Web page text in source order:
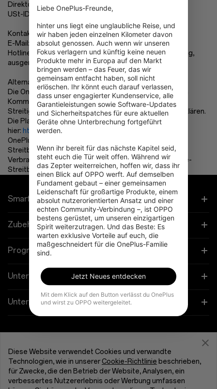
Direktor: Zhang, Bo
USt-ID: DE306303836
Kontakt:
E-Mail: support.de@oneplus.com
Hotline: +49 800 100 6293 (8 - 17 Uhr, Montag bis Freitag,
ausgenommen an Feiertagen)
Alternative Streitbeilegung:
Die Online-Streitbeilegungsplattform der Europäischen
Kommission bietet Verbrauchern die Möglichkeit,
Streitigkeiten ohne die Einschaltung eines Gerichts zu klären.
Die Plattform finden Sie
hier: http://ec.europa.eu/consumers/odr
OnePlus ist weder verpflichtet noch bereit, an einem
Streitbeilegungsverfahren vor einer
Verbraucherschlichtungsstelle (ADR) oder einem Online-
Streitbeilegung der EU (ODR) teilzunehmen.
Smartphones
OnePlus 13
OnePlus 13R
OnePlus Open
OnePlus Nord CE5
OnePlus Nord CE4 Lite 5G
Zubehör
Tablet
Wearables
Audioprodukt
Hüllen und Schutz
Pakete
Lifestyle
Programme
Verbinde deine OnePlus-Geräte
Rabattprogramm
OnePlus Trade-In
Unterstützung
FAQs zum Thema Kauf
Benutzerhandbücher
Unternehmen
Community
Red Cable Club Deutschland (Deutsch)
Liebe OnePlus-Freunde,
hinter uns liegt eine unglaubliche Reise, und
wir haben jeden einzelnen Kilometer davon
absolut genossen. Auch wenn wir unseren
Fokus verlagern und künftig keine neuen
Produkte mehr in Europa auf den Markt
bringen werden – das Feuer, das wir
gemeinsam entfacht haben, soll nicht
erlöschen. Ihr könnt euch darauf verlassen,
dass unser engagierter Kundenservice, alle
Garantieleistungen sowie Software-Updates
und Sicherheitspatches für eure aktuellen
Geräte ohne Unterbrechung fortgeführt
werden.
Wenn ihr bereit für das nächste Kapitel seid,
steht euch die Tür weit offen. Während wir
das Zepter weiterreichen, hoffen wir, dass ihr
einen Blick auf OPPO werft. Auf demselben
Fundament gebaut – einer gemeinsamen
Leidenschaft für großartige Produkte, einem
absolut nutzerorientierten Ansatz und einer
echten Community-Verbindung –, ist OPPO
bestens gerüstet, um unseren einzigartigen
Spirit weiterzutragen. Und das Beste: Es
warten exklusive Vorteile auf euch, die
maßgeschneidert für die OnePlus-Familie
sind.
Jetzt Neues entdecken
Mit dem Klick auf den Button verlässt du OnePlus
und wirst zu OPPO weitergeleitet.
Diese Website verwendet Cookies und verwandte
Technologien, wie in unsererCookie-Richtlinie beschrieben,
für Zwecke, die den Betrieb der Website, Analysen, ein
verbessertes Nutzererlebnis oder Werbung umfassen